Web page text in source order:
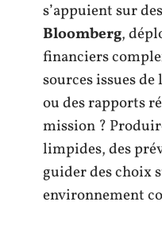
s’appuient sur
Bloomberg,
financiers
sources issues de
ou des rapports
mission ?
limpides, des
guider des choix
environnement